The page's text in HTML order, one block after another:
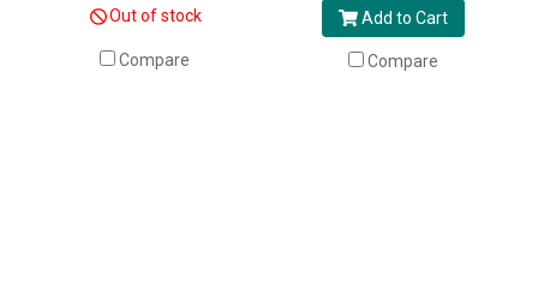
Out of stock
Compare
Add to Cart
Compare